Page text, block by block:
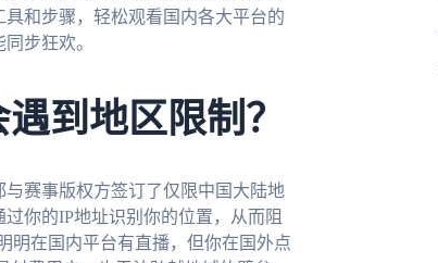
和步骤，轻松观看国内各大平台的
步狂欢。
到地区限制？
赛事版权方签订了仅限中国大陆地
你的IP地址识别你的位置，从而阻
明在国内平台有直播，但你在国外点